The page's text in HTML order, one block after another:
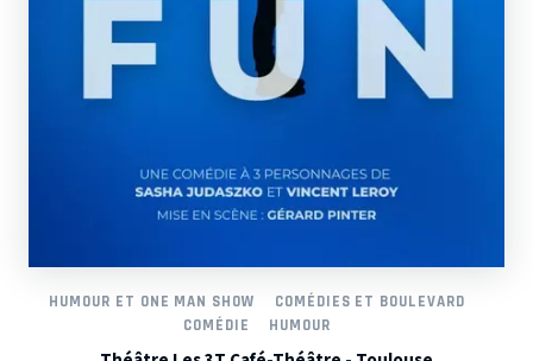
HUMOUR ET ONE MAN SHOW
COMÉDIES ET BOULEVARD
COMÉDIE
HUMOUR